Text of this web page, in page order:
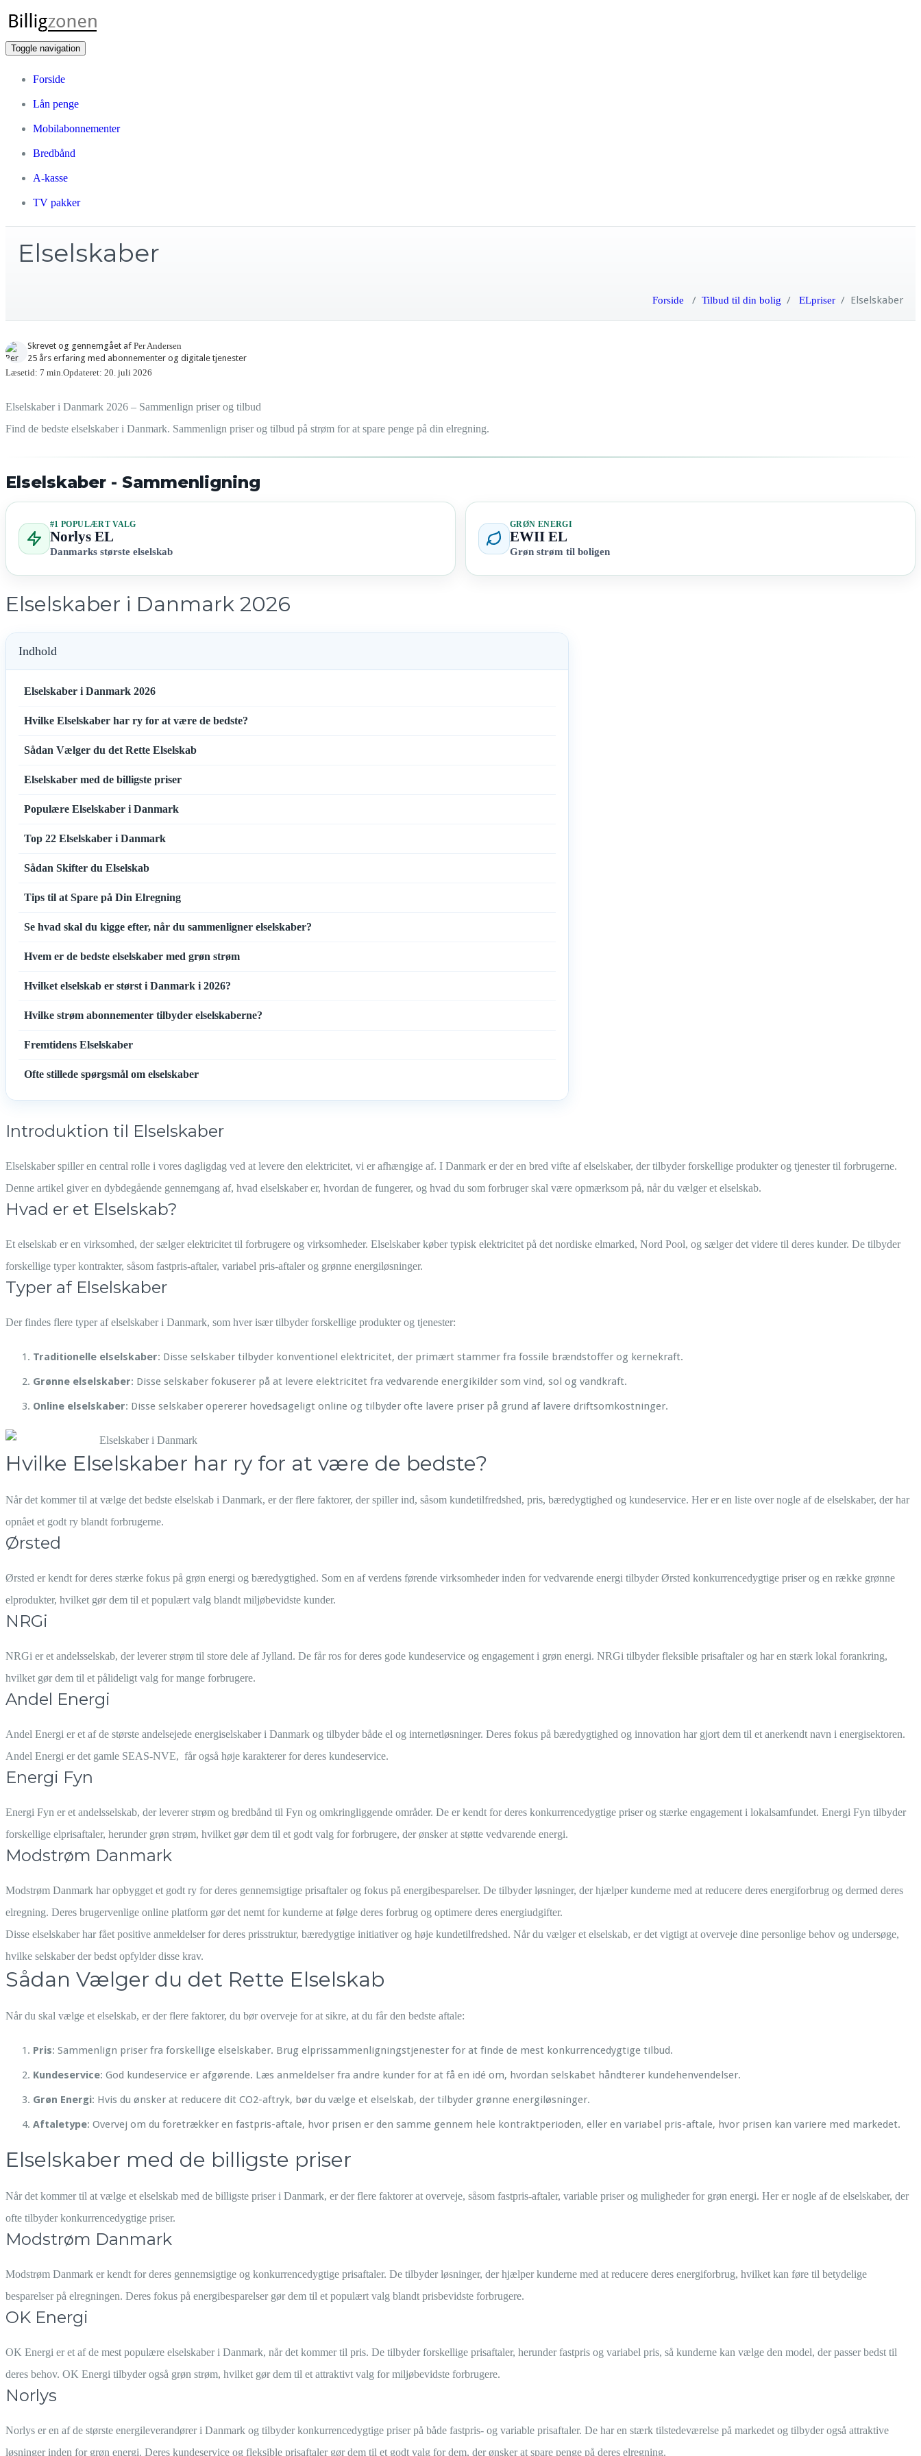
Toggle navigation
Forside
Lån penge
Mobilabonnementer
Bredbånd
A-kasse
TV pakker
Elselskaber
Forside / Tilbud til din bolig / ELpriser / Elselskaber
Skrevet og gennemgået af Per Andersen
25 års erfaring med abonnementer og digitale tjenester
Læsetid: 7 min.Opdateret: 20. juli 2026
Elselskaber i Danmark 2026 – Sammenlign priser og tilbud
Find de bedste elselskaber i Danmark. Sammenlign priser og tilbud på strøm for at spare penge på din elregning.
Elselskaber - Sammenligning
#1 POPULÆRT VALG
Norlys EL
Danmarks største elselskab
GRØN ENERGI
EWII EL
Grøn strøm til boligen
Elselskaber i Danmark 2026
Indhold
Elselskaber i Danmark 2026
Hvilke Elselskaber har ry for at være de bedste?
Sådan Vælger du det Rette Elselskab
Elselskaber med de billigste priser
Populære Elselskaber i Danmark
Top 22 Elselskaber i Danmark
Sådan Skifter du Elselskab
Tips til at Spare på Din Elregning
Se hvad skal du kigge efter, når du sammenligner elselskaber?
Hvem er de bedste elselskaber med grøn strøm
Hvilket elselskab er størst i Danmark i 2026?
Hvilke strøm abonnementer tilbyder elselskaberne?
Fremtidens Elselskaber
Ofte stillede spørgsmål om elselskaber
Introduktion til Elselskaber
Elselskaber spiller en central rolle i vores dagligdag ved at levere den elektricitet, vi er afhængige af. I Danmark er der en bred vifte af elselskaber, der tilbyder forskellige produkter og tjenester til forbrugerne.
Denne artikel giver en dybdegående gennemgang af, hvad elselskaber er, hvordan de fungerer, og hvad du som forbruger skal være opmærksom på, når du vælger et elselskab.
Hvad er et Elselskab?
Et elselskab er en virksomhed, der sælger elektricitet til forbrugere og virksomheder. Elselskaber køber typisk elektricitet på det nordiske elmarked, Nord Pool, og sælger det videre til deres kunder. De tilbyder
forskellige typer kontrakter, såsom fastpris-aftaler, variabel pris-aftaler og grønne energiløsninger.
Typer af Elselskaber
Der findes flere typer af elselskaber i Danmark, som hver især tilbyder forskellige produkter og tjenester:
Traditionelle elselskaber: Disse selskaber tilbyder konventionel elektricitet, der primært stammer fra fossile brændstoffer og kernekraft.
Grønne elselskaber: Disse selskaber fokuserer på at levere elektricitet fra vedvarende energikilder som vind, sol og vandkraft.
Online elselskaber: Disse selskaber opererer hovedsageligt online og tilbyder ofte lavere priser på grund af lavere driftsomkostninger.
Hvilke Elselskaber har ry for at være de bedste?
Når det kommer til at vælge det bedste elselskab i Danmark, er der flere faktorer, der spiller ind, såsom kundetilfredshed, pris, bæredygtighed og kundeservice. Her er en liste over nogle af de elselskaber, der har
opnået et godt ry blandt forbrugerne.
Ørsted
Ørsted er kendt for deres stærke fokus på grøn energi og bæredygtighed. Som en af verdens førende virksomheder inden for vedvarende energi tilbyder Ørsted konkurrencedygtige priser og en række grønne
elprodukter, hvilket gør dem til et populært valg blandt miljøbevidste kunder.
NRGi
NRGi er et andelsselskab, der leverer strøm til store dele af Jylland. De får ros for deres gode kundeservice og engagement i grøn energi. NRGi tilbyder fleksible prisaftaler og har en stærk lokal forankring,
hvilket gør dem til et pålideligt valg for mange forbrugere.
Andel Energi
Andel Energi er et af de største andelsejede energiselskaber i Danmark og tilbyder både el og internetløsninger. Deres fokus på bæredygtighed og innovation har gjort dem til et anerkendt navn i energisektoren.
Andel Energi er det gamle SEAS-NVE, får også høje karakterer for deres kundeservice.
Energi Fyn
Energi Fyn er et andelsselskab, der leverer strøm og bredbånd til Fyn og omkringliggende områder. De er kendt for deres konkurrencedygtige priser og stærke engagement i lokalsamfundet. Energi Fyn tilbyder
forskellige elprisaftaler, herunder grøn strøm, hvilket gør dem til et godt valg for forbrugere, der ønsker at støtte vedvarende energi.
Modstrøm Danmark
Modstrøm Danmark har opbygget et godt ry for deres gennemsigtige prisaftaler og fokus på energibesparelser. De tilbyder løsninger, der hjælper kunderne med at reducere deres energiforbrug og dermed deres
elregning. Deres brugervenlige online platform gør det nemt for kunderne at følge deres forbrug og optimere deres energiudgifter.
Disse elselskaber har fået positive anmeldelser for deres prisstruktur, bæredygtige initiativer og høje kundetilfredshed. Når du vælger et elselskab, er det vigtigt at overveje dine personlige behov og undersøge,
hvilke selskaber der bedst opfylder disse krav.
Sådan Vælger du det Rette Elselskab
Når du skal vælge et elselskab, er der flere faktorer, du bør overveje for at sikre, at du får den bedste aftale:
Pris: Sammenlign priser fra forskellige elselskaber. Brug elprissammenligningstjenester for at finde de mest konkurrencedygtige tilbud.
Kundeservice: God kundeservice er afgørende. Læs anmeldelser fra andre kunder for at få en idé om, hvordan selskabet håndterer kundehenvendelser.
Grøn Energi: Hvis du ønsker at reducere dit CO2-aftryk, bør du vælge et elselskab, der tilbyder grønne energiløsninger.
Aftaletype: Overvej om du foretrækker en fastpris-aftale, hvor prisen er den samme gennem hele kontraktperioden, eller en variabel pris-aftale, hvor prisen kan variere med markedet.
Elselskaber med de billigste priser
Når det kommer til at vælge et elselskab med de billigste priser i Danmark, er der flere faktorer at overveje, såsom fastpris-aftaler, variable priser og muligheder for grøn energi. Her er nogle af de elselskaber, der
ofte tilbyder konkurrencedygtige priser.
Modstrøm Danmark
Modstrøm Danmark er kendt for deres gennemsigtige og konkurrencedygtige prisaftaler. De tilbyder løsninger, der hjælper kunderne med at reducere deres energiforbrug, hvilket kan føre til betydelige
besparelser på elregningen. Deres fokus på energibesparelser gør dem til et populært valg blandt prisbevidste forbrugere.
OK Energi
OK Energi er et af de mest populære elselskaber i Danmark, når det kommer til pris. De tilbyder forskellige prisaftaler, herunder fastpris og variabel pris, så kunderne kan vælge den model, der passer bedst til
deres behov. OK Energi tilbyder også grøn strøm, hvilket gør dem til et attraktivt valg for miljøbevidste forbrugere.
Norlys
Norlys er en af de største energileverandører i Danmark og tilbyder konkurrencedygtige priser på både fastpris- og variable prisaftaler. De har en stærk tilstedeværelse på markedet og tilbyder også attraktive
løsninger inden for grøn energi. Deres kundeservice og fleksible prisaftaler gør dem til et godt valg for dem, der ønsker at spare penge på deres elregning.